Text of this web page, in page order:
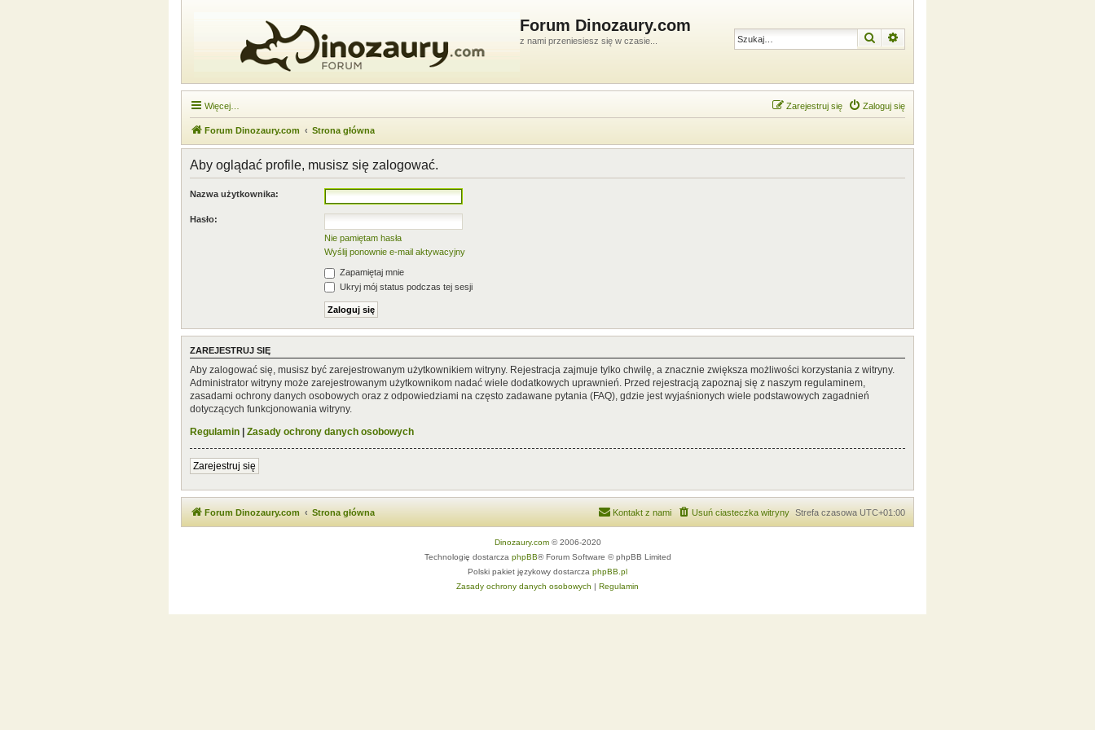
Forum Dinozaury.com
z nami przeniesiesz się w czasie... Szukaj
Więcej… Zaloguj się
Zarejestruj się
Forum Dinozaury.com Strona główna
Aby oglądać profile, musisz się zalogować.
Nazwa użytkownika:
Hasło:
Nie pamiętam hasła
Wyślij ponownie e-mail aktywacyjny
Zapamiętaj mnie
Ukryj mój status podczas tej sesji
ZAREJESTRUJ SIĘ
Aby zalogować się, musisz być zarejestrowanym użytkownikiem witryny. Rejestracja zajmuje tylko chwilę, a znacznie zwiększa możliwości korzystania z witryny.
Administrator witryny może zarejestrowanym użytkownikom nadać wiele dodatkowych uprawnień. Przed rejestracją zapoznaj się z naszym regulaminem,
zasadami ochrony danych osobowych oraz z odpowiedziami na często zadawane pytania (FAQ), gdzie jest wyjaśnionych wiele podstawowych zagadnień
dotyczących funkcjonowania witryny.
Regulamin | Zasady ochrony danych osobowych
Zarejestruj się
Forum Dinozaury.com Strona główna Strefa czasowa UTC+01:00
Usuń ciasteczka witryny
Kontakt z nami
Dinozaury.com© 2006-2020
Technologię dostarcza phpBB® Forum Software © phpBB Limited
Polski pakiet językowy dostarcza phpBB.pl
Zasady ochrony danych osobowych | Regulamin